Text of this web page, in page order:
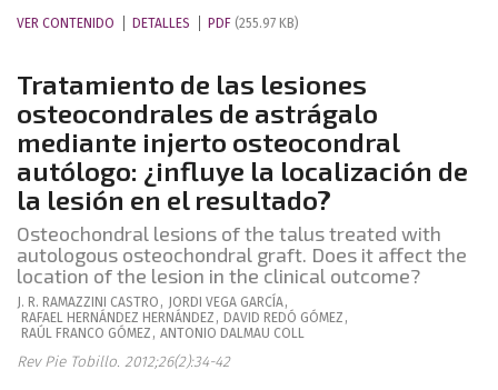
VER CONTENIDO DETALLES PDF (255.97 KB)
Tratamiento de las lesiones
osteocondrales de astrágalo
mediante injerto osteocondral
autólogo: ¿influye la localización de
la lesión en el resultado?
Osteochondral lesions of the talus treated with
autologous osteochondral graft. Does it affect the
location of the lesion in the clinical outcome?
J. R. RAMAZZINI CASTRO , JORDI VEGA GARCÍA,
RAFAEL HERNÁNDEZ HERNÁNDEZ , DAVID REDÓ GÓMEZ ,
RAÚL FRANCO GÓMEZ , ANTONIO DALMAU COLL
Rev Pie Tobillo. 2012;26(2):34-42